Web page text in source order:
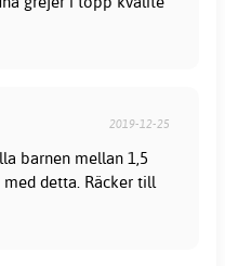
2019-12-25
barnen mellan 1,5
detta. Räcker till